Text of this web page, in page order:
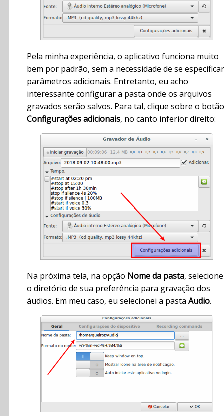
Pela minha experiência, o aplicativo funciona muito
bem por padrão, sem a necessidade de se especificar
parâmetros adicionais. Entretanto, eu acho
interessante configurar a pasta onde os arquivos
gravados serão salvos. Para tal, clique sobre o botão
Configurações adicionais, no canto inferior direito:
Na próxima tela, na opção Nome da pasta, selecione
o diretório de sua preferência para gravação dos
áudios. Em meu caso, eu selecionei a pasta Audio.